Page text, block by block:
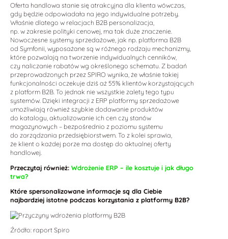
Oferta handlowa stanie się atrakcyjna dla klienta wówczas,
gdy będzie odpowiadała na jego indywidualne potrzeby.
Właśnie dlatego w relacjach B2B personalizacja,
np. w zakresie polityki cenowej, ma tak duże znaczenie.
Nowoczesne systemy sprzedażowe, jak np. platforma B2B
od Symfonii, wyposażane są w różnego rodzaju mechanizmy,
które pozwalają na tworzenie indywidualnych cenników,
czy naliczanie rabatów wg określonego schematu. Z badań
przeprowadzonych przez SPIRO wynika, że właśnie takiej
funkcjonalności oczekuje dziś aż 55% klientów korzystających
z platform B2B. To jednak nie wszystkie zalety tego typu
systemów. Dzięki integracji z ERP platformy sprzedażowe
umożliwiają również szybkie dodawanie produktów
do katalogu, aktualizowanie ich cen czy stanów
magazynowych – bezpośrednio z poziomu systemu
do zarządzania przedsiębiorstwem. To z kolei sprawia,
że klient o każdej porze ma dostęp do aktualnej oferty
handlowej.
Przeczytaj również:Wdrożenie ERP – ile kosztuje i jak długo
trwa?
Które spersonalizowane informacje są dla Ciebie
najbardziej istotne podczas korzystania z platformy B2B?
Źródło: raport Spiro